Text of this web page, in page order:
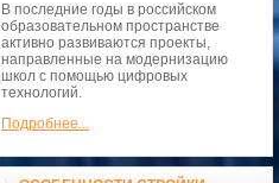
В последние годы в российском
образовательном пространстве
активно развиваются проекты,
направленные на модернизацию
школ с помощью цифровых
технологий.
Подробнее...